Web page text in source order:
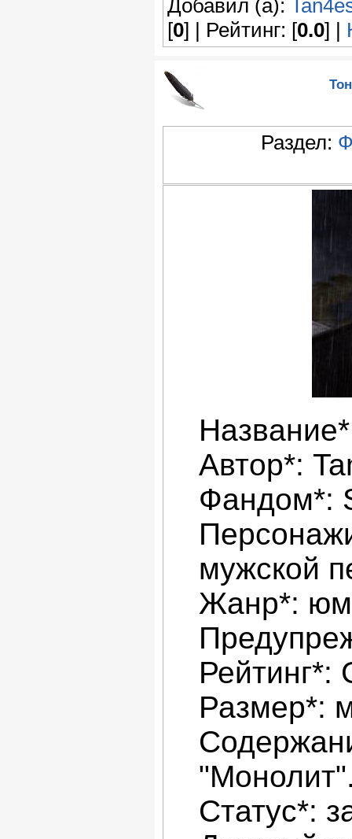
Добавил (а):
[0] | Рейтинг: [0.0] |
Раздел:
Автор*:
Фандом*:
мужской
Жанр*:
Рейтинг*:
Размер*:
Статус*: